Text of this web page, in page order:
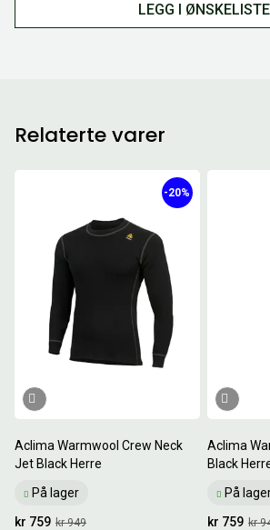
LEGG I ØNSKELISTE
Relaterte varer
Aclima Warmwool Crew Neck
Jet Black Herre
På lager
-20%
kr 949
kr 759
Aclima
Black
På
kr
kr 759